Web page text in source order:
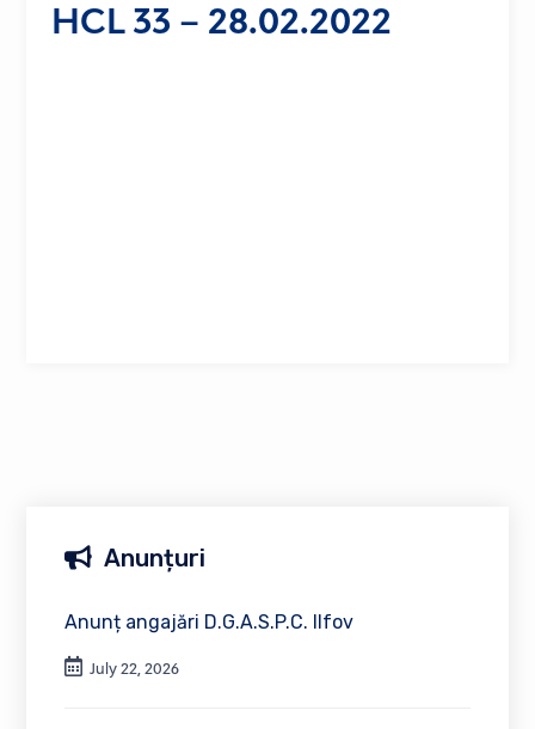
HCL 33 – 28.02.2022
Anunțuri
Anunț angajări D.G.A.S.P.C. Ilfov
July 22, 2026